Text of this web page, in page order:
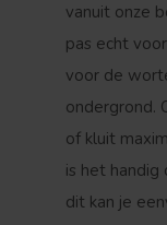
vanuit onze
pas echt
voor de
ondergrond.
of kluit
is het handig
dit kan je